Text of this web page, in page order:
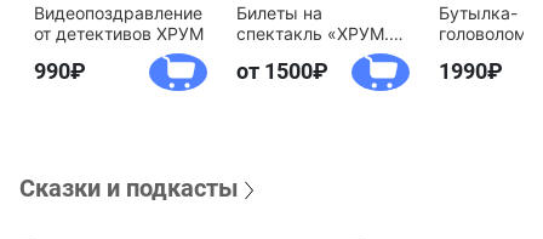
Видеопоздравление
от детективов ХРУМ
990
Билеты на
спектакль «ХРУМ.
Осторожно, Чудо-
Юдо!»
от 1500
Бутылка-
агентство
1990
Сказки и подкасты